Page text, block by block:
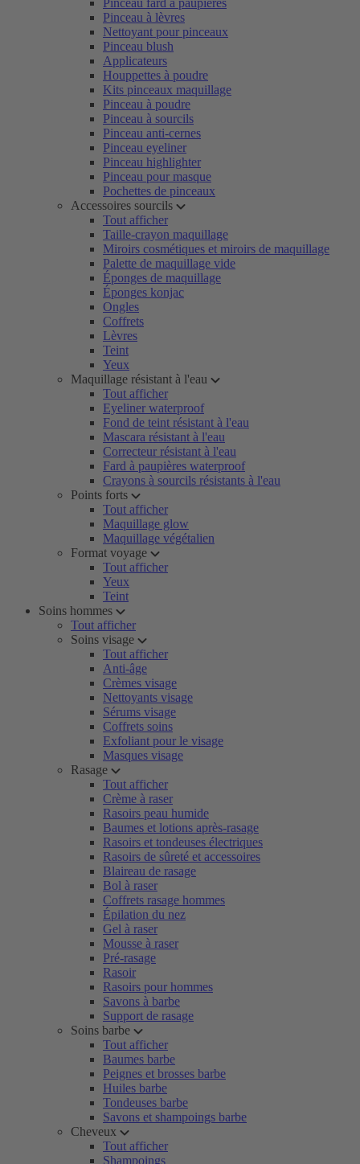
Pinceau fard à paupières
Pinceau à lèvres
Nettoyant pour pinceaux
Pinceau blush
Applicateurs
Houppettes à poudre
Kits pinceaux maquillage
Pinceau à poudre
Pinceau à sourcils
Pinceau anti-cernes
Pinceau eyeliner
Pinceau highlighter
Pinceau pour masque
Pochettes de pinceaux
Accessoires sourcils
Tout afficher
Taille-crayon maquillage
Miroirs cosmétiques et miroirs de maquillage
Palette de maquillage vide
Éponges de maquillage
Éponges konjac
Ongles
Coffrets
Lèvres
Teint
Yeux
Maquillage résistant à l'eau
Tout afficher
Eyeliner waterproof
Fond de teint résistant à l'eau
Mascara résistant à l'eau
Correcteur résistant à l'eau
Fard à paupières waterproof
Crayons à sourcils résistants à l'eau
Points forts
Tout afficher
Maquillage glow
Maquillage végétalien
Format voyage
Tout afficher
Yeux
Teint
Soins hommes
Tout afficher
Soins visage
Tout afficher
Anti-âge
Crèmes visage
Nettoyants visage
Sérums visage
Coffrets soins
Exfoliant pour le visage
Masques visage
Rasage
Tout afficher
Crème à raser
Rasoirs peau humide
Baumes et lotions après-rasage
Rasoirs et tondeuses électriques
Rasoirs de sûreté et accessoires
Blaireau de rasage
Bol à raser
Coffrets rasage hommes
Épilation du nez
Gel à raser
Mousse à raser
Pré-rasage
Rasoir
Rasoirs pour hommes
Savons à barbe
Support de rasage
Soins barbe
Tout afficher
Baumes barbe
Peignes et brosses barbe
Huiles barbe
Tondeuses barbe
Savons et shampoings barbe
Cheveux
Tout afficher
Shampoings